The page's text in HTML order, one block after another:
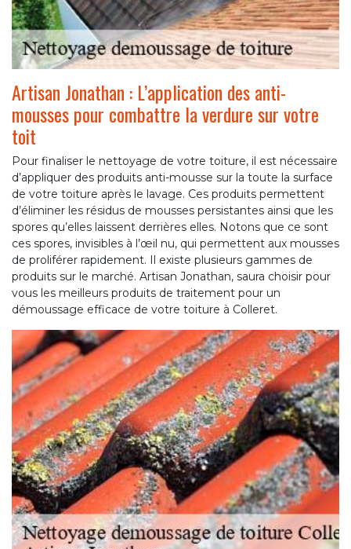
Artisan Jonathan : L’application des anti-
mousses pour combattre la verdure sur votre
toit
Pour finaliser le nettoyage de votre toiture, il est nécessaire
d’appliquer des produits anti-mousse sur la toute la surface
de votre toiture après le lavage. Ces produits permettent
d’éliminer les résidus de mousses persistantes ainsi que les
spores qu’elles laissent derrières elles. Notons que ce sont
ces spores, invisibles à l’œil nu, qui permettent aux mousses
de proliférer rapidement. Il existe plusieurs gammes de
produits sur le marché. Artisan Jonathan, saura choisir pour
vous les meilleurs produits de traitement pour un
démoussage efficace de votre toiture à Colleret.